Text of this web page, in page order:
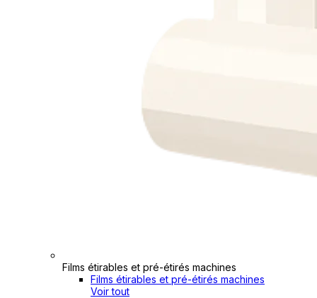
Films étirables et pré-étirés machines
Films étirables et pré-étirés machines
Voir tout